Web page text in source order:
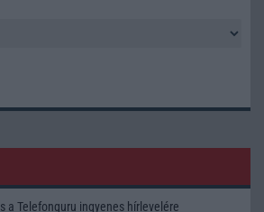
a Telefonguru ingyenes hírlevelére